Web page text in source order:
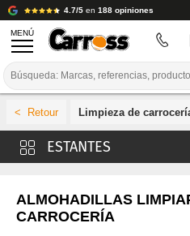
4.7/5 en 188 opiniones
MENÚ
CONSUMIBLES DE CARROCERÍA
CÓDIGO DE COLORES
MARCAS
Limpieza de
Bolsillos desechables
Tapas para bolsas desechables
ALMOHADILLAS
CARROCERÍA